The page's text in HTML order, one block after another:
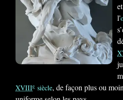
l'
XVIIIe siècle, de façon plus ou